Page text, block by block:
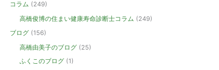
コラム (249)
高橋俊博の住まい健康寿命診断士コラム (249)
ブログ (156)
高橋由美子のブログ (25)
ふくこのブログ (1)